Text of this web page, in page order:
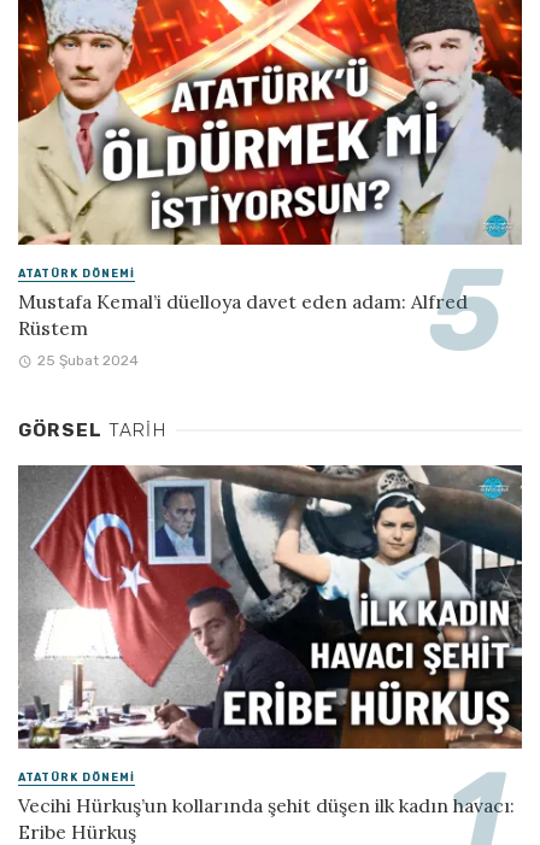
ATATÜRK DÖNEMI
Mustafa Kemal’i düelloya davet eden adam: Alfred
Rüstem
25 Şubat 2024
GÖRSEL TARIH
ATATÜRK DÖNEMI
Vecihi Hürkuş’un kollarında şehit düşen ilk kadın havacı:
Eribe Hürkuş